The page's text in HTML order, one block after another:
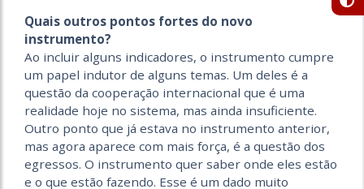
Quais outros pontos fortes do novo
instrumento?
Ao incluir alguns indicadores, o instrumento cumpre
um papel indutor de alguns temas. Um deles é a
questão da cooperação internacional que é uma
realidade hoje no sistema, mas ainda insuficiente.
Outro ponto que já estava no instrumento anterior,
mas agora aparece com mais força, é a questão dos
egressos. O instrumento quer saber onde eles estão
e o que estão fazendo. Esse é um dado muito